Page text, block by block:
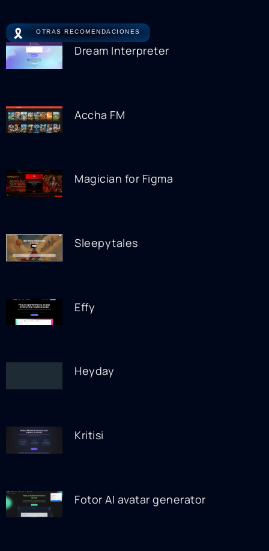
🎗️ OTRAS RECOMENDACIONES
Dream Interpreter
Accha FM
Magician for Figma
Sleepytales
Effy
Heyday
Kritisi
Fotor AI avatar generator